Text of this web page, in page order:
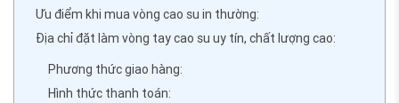
Ưu điểm khi mua vòng cao su in thường:
Địa chỉ đặt làm vòng tay cao su uy tín, chất lượng cao:
Phương thức giao hàng:
Hình thức thanh toán: